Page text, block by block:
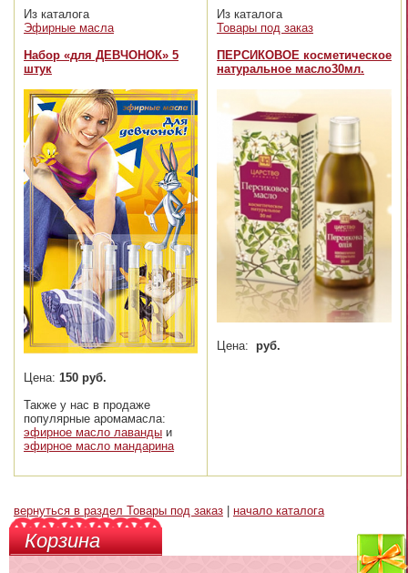
Из каталога
Эфирные масла
Набор «для ДЕВЧОНОК» 5
штук
Цена: 150 руб.
Также у нас в продаже
популярные аромамасла:
эфирное масло лаванды и
эфирное масло мандарина
Из каталога
Товары под заказ
ПЕРСИКОВОЕ косметическое
натуральное масло30мл.
Цена: руб.
вернуться в раздел Товары под заказ начало каталога
Корзина